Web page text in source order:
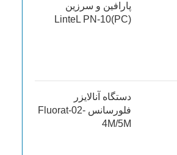
پارافین و سرزین
(LinteL PN-10(PC
دستگاه آنالایزر
فلورسانس Fluorat-02-
4М/5М